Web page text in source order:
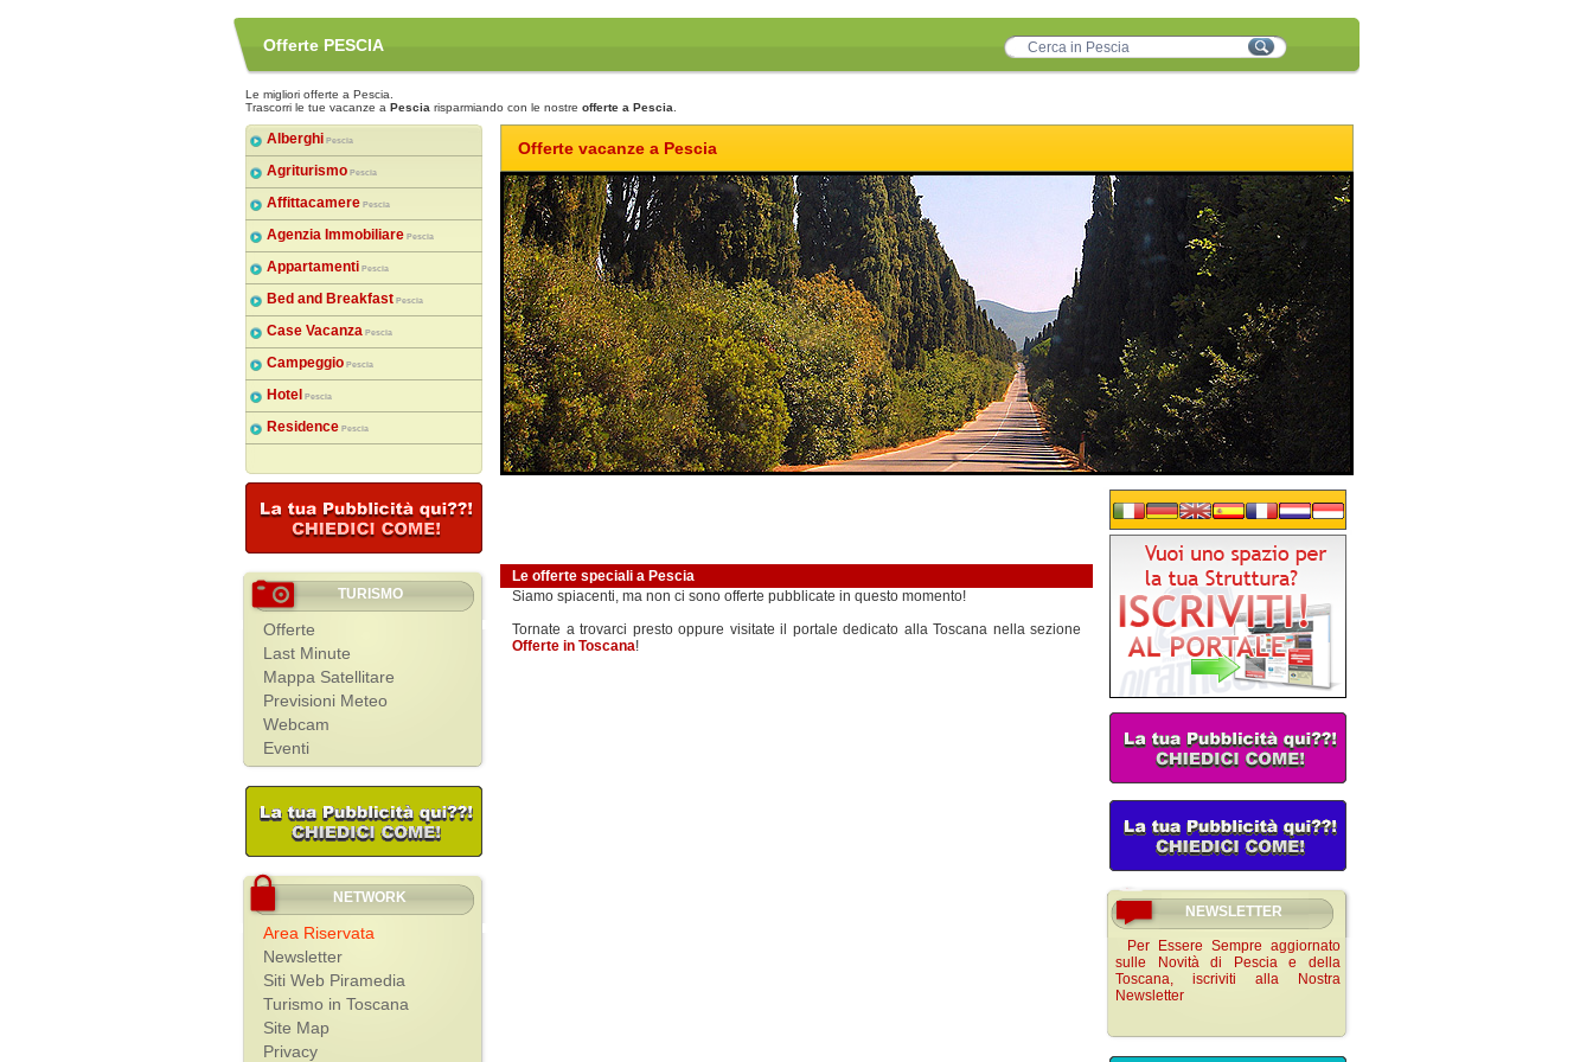
Offerte PESCIA
Le migliori offerte a Pescia.
Trascorri le tue vacanze a Pescia risparmiando con le nostre offerte a Pescia
Alberghi Pescia
Agriturismo Pescia
Affittacamere Pescia
Agenzia Immobiliare Pescia
Appartamenti Pescia
Bed and Breakfast Pescia
Case Vacanza Pescia
Campeggio Pescia
Hotel Pescia
Residence Pescia
TURISMO
Offerte
Last Minute
Mappa Satellitare
Previsioni Meteo
Webcam
Eventi
NETWORK
Area Riservata
Newsletter
Siti Web Piramedia
Turismo in Toscana
Site Map
Privacy
Offerte vacanze a Pescia
Le offerte speciali a Pescia
Siamo spiacenti, ma non ci sono offerte pubblicate in questo momento!
Tornate a trovarci presto oppure visitate il portale dedicato alla Toscana nella sezione
Offerte in Toscana!
NEWSLETTER
Per Essere Sempre aggiornato
sulle Novità di Pescia e della
Toscana, iscriviti alla Nostra
Newsletter